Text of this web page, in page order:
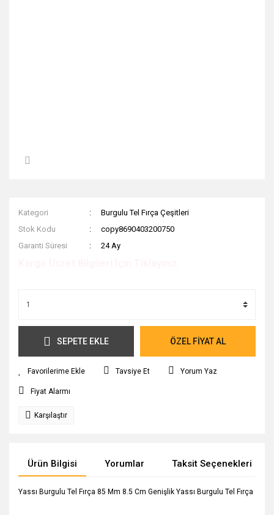
Kategori
Burgulu Tel Fırça Çeşitleri
Stok Kodu
copy8690403200750
Garanti Süresi
24 Ay
SEPETE EKLE ÖZEL FİYAT AL
Tavsiye Et Yorum Yaz
Fiyat Alarmı
Karşılaştır
Ürün Bilgisi Yorumlar Taksit Seçenekleri
Yassı Burgulu Tel Fırça 85 Mm 8.5 Cm Genişlik Yassı Burgulu Tel Fırça